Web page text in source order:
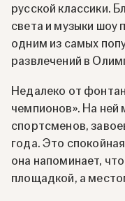
русской классики.
света и музыки
одним из самых
развлечений в
Недалеко от
чемпионов». На ней
спортсменов,
года. Это
она напоминает,
площадкой, а